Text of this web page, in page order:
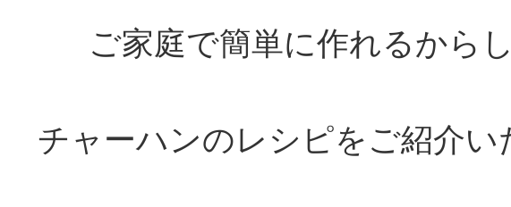
ご家庭で簡単に作れるから
チャーハンのレシピをご紹介い